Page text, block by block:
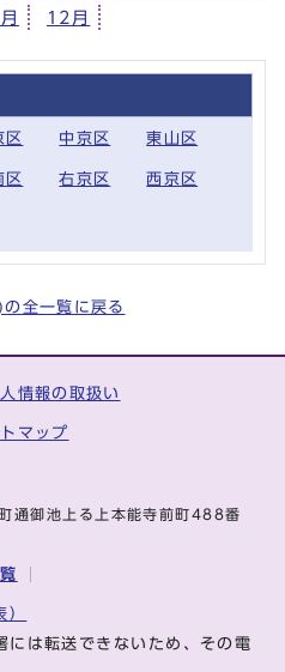
12月
区 中京区 東山区
区 右京区 西京区
全一覧に戻る
情報の取扱い
マップ
御池上る上本能寺前町488番
には転送できないため、その電